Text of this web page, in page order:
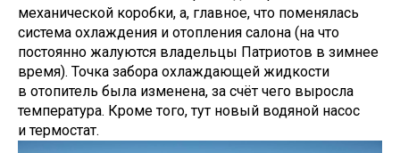
механической коробки, а, главное, что поменялась
система охлаждения и отопления салона (на что
постоянно жалуются владельцы Патриотов в зимнее
время). Точка забора охлаждающей жидкости
в отопитель была изменена, за счёт чего выросла
температура. Кроме того, тут новый водяной насос
и термостат.